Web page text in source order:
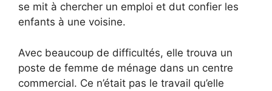
se mit à chercher un emploi et dut confier les
enfants à une voisine.
Avec beaucoup de difficultés, elle trouva un
poste de femme de ménage dans un centre
commercial. Ce n’était pas le travail qu’elle